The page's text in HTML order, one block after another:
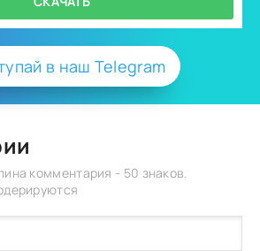
в наш Telegram
комментария - 50 знаков.